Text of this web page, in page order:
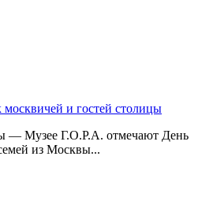
и гостей столицы
— Музее Г.О.Р.А. отмечают День
из Москвы...